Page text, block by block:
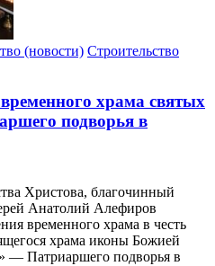
(новости) Строительство
храма святых
подворья в
Христова, благочинный
Анатолий Алефиров
временного храма в честь
храма иконы Божией
— Патриаршего подворья в